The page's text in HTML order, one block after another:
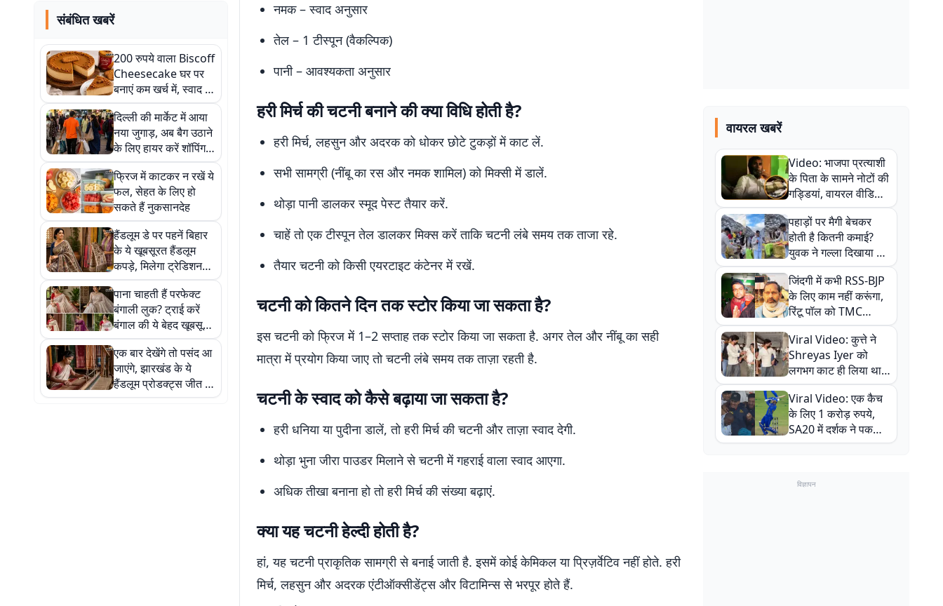
संबंधित खबरें
200 रुपये वाला Biscoff
Cheesecake घर पर
बनाएं कम खर्च में, स्वाद में
देगा कैफे को टक्कर
दिल्ली की मार्केट में आया
नया जुगाड़, अब बैग उठाने
के लिए हायर करें शॉपिंग
असिस्टेंट
फ्रिज में काटकर न रखें ये
फल, सेहत के लिए हो
सकते हैं नुकसानदेह
हैंडलूम डे पर पहनें बिहार
के ये खूबसूरत हैंडलूम
कपड़े, मिलेगा ट्रेडिशनल
और स्टाइलिश लुक
पाना चाहती हैं परफेक्ट
बंगाली लुक? ट्राई करें
बंगाल की ये बेहद खूबसूरत
हैंडलूम साड़ियां
एक बार देखेंगे तो पसंद आ
जाएंगे, झारखंड के ये
हैंडलूम प्रोडक्ट्स जीत रहे
हैं लोगों का दिल
नमक – स्वाद अनुसार
तेल – 1 टीस्पून (वैकल्पिक)
पानी – आवश्यकता अनुसार
हरी मिर्च की चटनी बनाने की क्या विधि होती है?
हरी मिर्च, लहसुन और अदरक को धोकर छोटे टुकड़ों में काट लें.
सभी सामग्री (नींबू का रस और नमक शामिल) को मिक्सी में डालें.
थोड़ा पानी डालकर स्मूद पेस्ट तैयार करें.
चाहें तो एक टीस्पून तेल डालकर मिक्स करें ताकि चटनी लंबे समय तक ताजा रहे.
तैयार चटनी को किसी एयरटाइट कंटेनर में रखें.
चटनी को कितने दिन तक स्टोर किया जा सकता है?
इस चटनी को फ्रिज में 1–2 सप्ताह तक स्टोर किया जा सकता है. अगर तेल और नींबू का सही
मात्रा में प्रयोग किया जाए तो चटनी लंबे समय तक ताज़ा रहती है.
चटनी के स्वाद को कैसे बढ़ाया जा सकता है?
हरी धनिया या पुदीना डालें, तो हरी मिर्च की चटनी और ताज़ा स्वाद देगी.
थोड़ा भुना जीरा पाउडर मिलाने से चटनी में गहराई वाला स्वाद आएगा.
अधिक तीखा बनाना हो तो हरी मिर्च की संख्या बढ़ाएं.
क्या यह चटनी हेल्दी होती है?
हां, यह चटनी प्राकृतिक सामग्री से बनाई जाती है. इसमें कोई केमिकल या प्रिज़र्वेटिव नहीं होते. हरी
मिर्च, लहसुन और अदरक एंटीऑक्सीडेंट्स और विटामिन्स से भरपूर होते हैं.
वायरल खबरें
Video: भाजपा प्रत्याशी
के पिता के सामने नोटों की
गड्डियां, वायरल वीडियो
से राजनीति में उबाल,
अजित महतो बोले- TMC
की गंदी चाल
पहाड़ों पर मैगी बेचकर
होती है कितनी कमाई?
युवक ने गल्ला दिखाया तो
नौकरी वालों के खड़े हो गए
कान
जिंदगी में कभी RSS-BJP
के लिए काम नहीं करूंगा,
रिंटू पॉल को TMC
ऑफिस में ले जाकर पीटा,
Video वायरल
Viral Video: कुत्ते ने
Shreyas Iyer को
लगभग काट ही लिया था,
न्यूजीलैंड सीरीज से पहले
बाल-बाल बचे
Viral Video: एक कैच
के लिए 1 करोड़ रुपये,
SA20 में दर्शक ने पकड़ा
एक हाथ से गजब का कैच
विज्ञापन